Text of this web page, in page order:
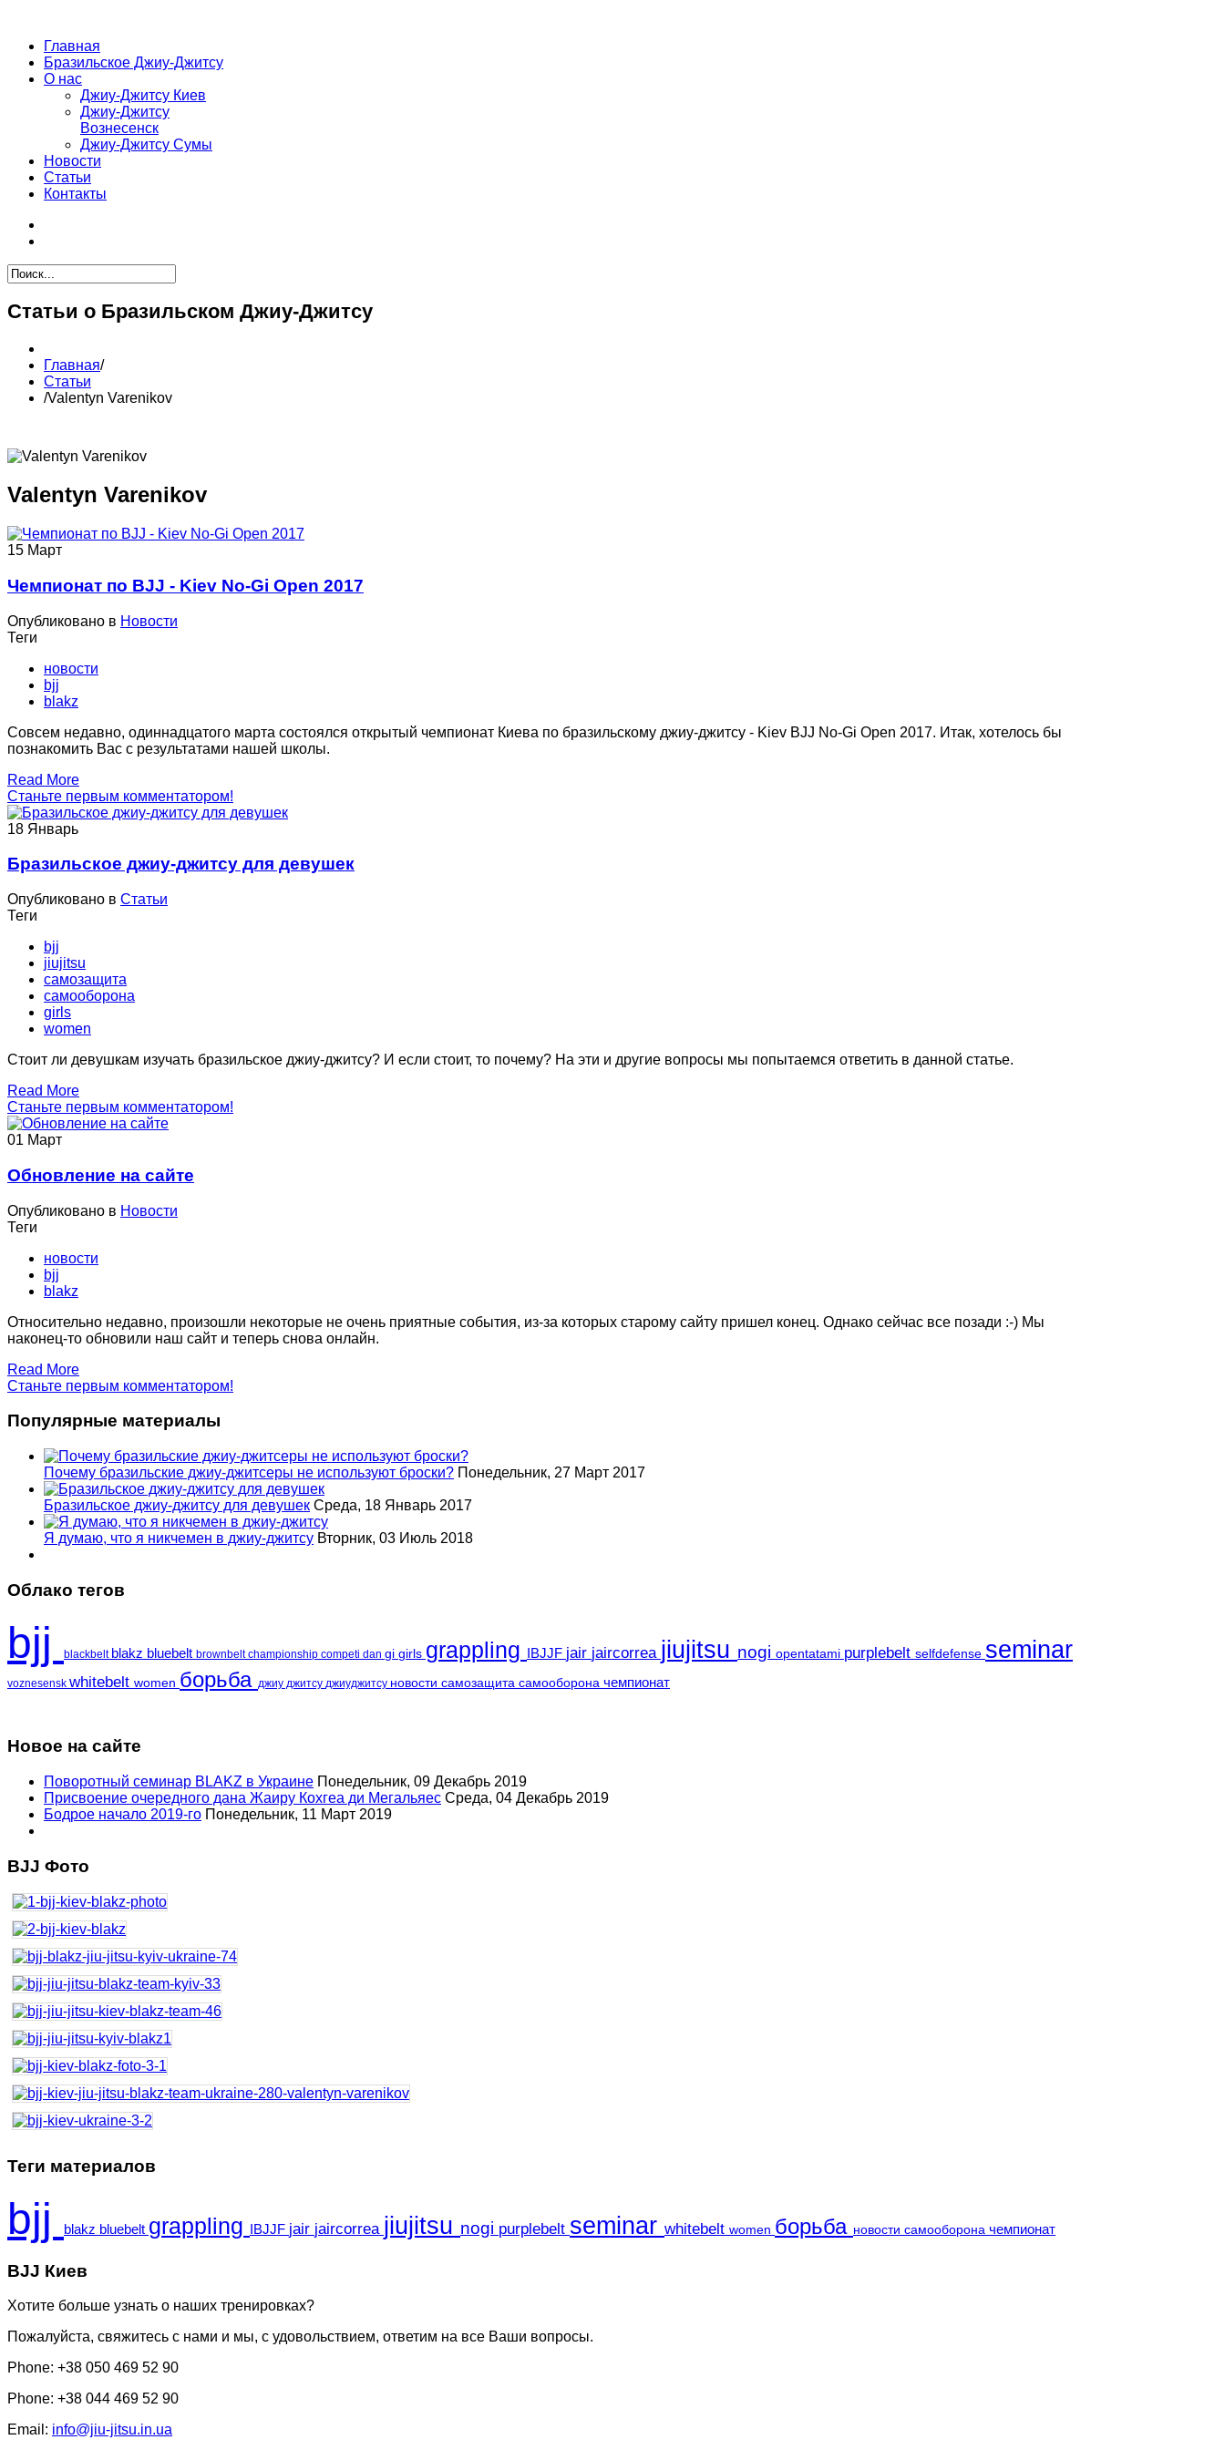
Главная
Бразильское Джиу-Джитсу
О нас
Джиу-Джитсу Киев
Джиу-Джитсу
Вознесенск
Джиу-Джитсу Сумы
Новости
Статьи
Контакты
Статьи о Бразильском Джиу-Джитсу
Главная/
Статьи
/Valentyn Varenikov
Valentyn Varenikov
15 Март
Чемпионат по BJJ - Kiev No-Gi Open 2017
Опубликовано в Новости
Теги
новости
bjj
blakz
Совсем недавно, одиннадцатого марта состоялся открытый чемпионат Киева по бразильскому джиу-джитсу - Kiev BJJ No-Gi Open 2017. Итак, хотелось бы
познакомить Вас с результатами нашей школы.
Read More
Станьте первым комментатором!
18 Январь
Бразильское джиу-джитсу для девушек
Опубликовано в Статьи
Теги
bjj
jiujitsu
самозащита
самооборона
girls
women
Стоит ли девушкам изучать бразильское джиу-джитсу? И если стоит, то почему? На эти и другие вопросы мы попытаемся ответить в данной статье.
Read More
Станьте первым комментатором!
01 Март
Обновление на сайте
Опубликовано в Новости
Теги
новости
bjj
blakz
Относительно недавно, произошли некоторые не очень приятные события, из-за которых старому сайту пришел конец. Однако сейчас все позади :-) Мы
наконец-то обновили наш сайт и теперь снова онлайн.
Read More
Станьте первым комментатором!
Популярные материалы
Почему бразильские джиу-джитсеры не используют броски? Понедельник, 27 Март 2017
Бразильское джиу-джитсу для девушек Среда, 18 Январь 2017
Я думаю, что я никчемен в джиу-джитсу Вторник, 03 Июль 2018
Облако тегов
bjj blackbelt blakz bluebelt brownbeltchampionship competi dan gi girls grappling IBJJF jair jaircorrea jiujitsu nogi opentatami purplebelt selfdefense seminar
voznesensk whitebelt women борьба джиу джитсу джиуджитсу новости самозащита самооборона чемпионат
Новое на сайте
Поворотный семинар BLAKZ в Украине Понедельник, 09 Декабрь 2019
Присвоение очередного дана Жаиру Кохгеа ди Мегальяес Среда, 04 Декабрь 2019
Бодрое начало 2019-го Понедельник, 11 Март 2019
BJJ Фото
Теги материалов
bjj blakz bluebelt grappling IBJJF jair jaircorrea jiujitsu nogi purplebelt seminar whitebelt women борьба новости самооборона чемпионат
BJJ Киев
Хотите больше узнать о наших тренировках?
Пожалуйста, свяжитесь с нами и мы, с удовольствием, ответим на все Ваши вопросы.
Phone: +38 050 469 52 90
Phone: +38 044 469 52 90
Email: info@jiu-jitsu.in.ua